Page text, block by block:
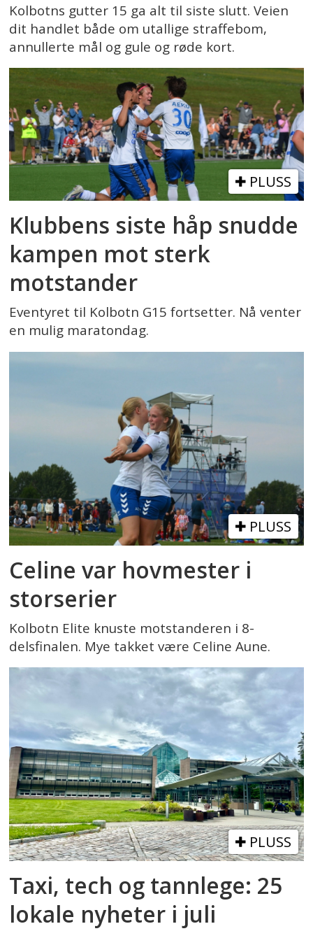
Kolbotns gutter 15 ga alt til siste slutt. Veien
dit handlet både om utallige straffebom,
annullerte mål og gule og røde kort.
PLUSS
Klubbens siste håp snudde
kampen mot sterk
motstander
Eventyret til Kolbotn G15 fortsetter. Nå venter
en mulig maratondag.
PLUSS
Celine var hovmester i
storserier
Kolbotn Elite knuste motstanderen i 8-
delsfinalen. Mye takket være Celine Aune.
PLUSS
Taxi, tech og tannlege: 25
lokale nyheter i juli